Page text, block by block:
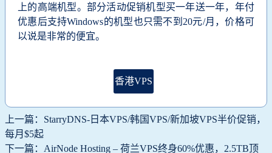
上的高端机型。部分活动促销机型买一年送一年，年付
优惠后支持Windows的机型也只需不到20元/月，价格可
以说是非常的便宜。
香港VPS
上一篇：StarryDNS-日本VPS/韩国VPS/新加坡VPS半价促销，
每月$5起
下一篇：AirNode Hosting – 荷兰VPS终身60%优惠，2.5TB顶